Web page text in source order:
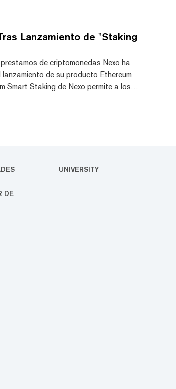
Lanzamiento de "Staking
de criptomonedas Nexo ha
de su producto Ethereum
Smart Staking de Nexo permite a los
ETH (NETH) y recibir
UNIVERSITY
DE